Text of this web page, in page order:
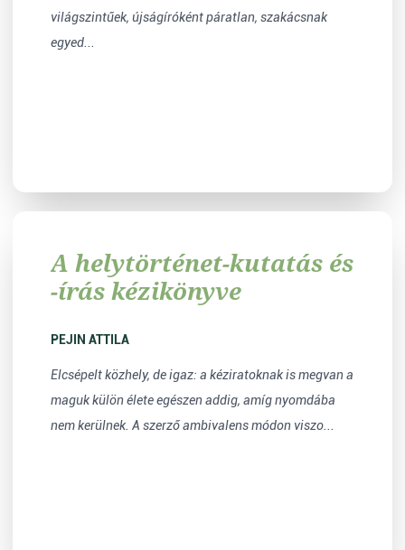
világszintűek, újságíróként páratlan, szakácsnak
egyed...
A helytörténet-kutatás és
-írás kézikönyve
PEJIN ATTILA
Elcsépelt közhely, de igaz: a kéziratoknak is megvan a
maguk külön élete egészen addig, amíg nyomdába
nem kerülnek. A szerző ambivalens módon viszo...